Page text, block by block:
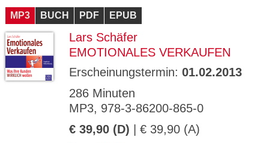
MP3 BUCH PDF EPUB
Lars Schäfer
EMOTIONALES VERKAUFEN
Erscheinungstermin: 01.02.2013
286 Minuten
MP3, 978-3-86200-865-0
€ 39,90 (D) | € 39,90 (A)